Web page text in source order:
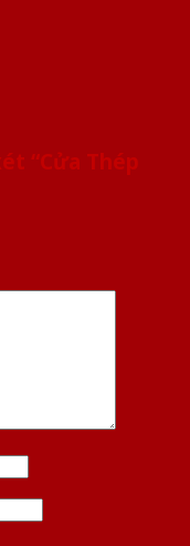
“Cửa Thép